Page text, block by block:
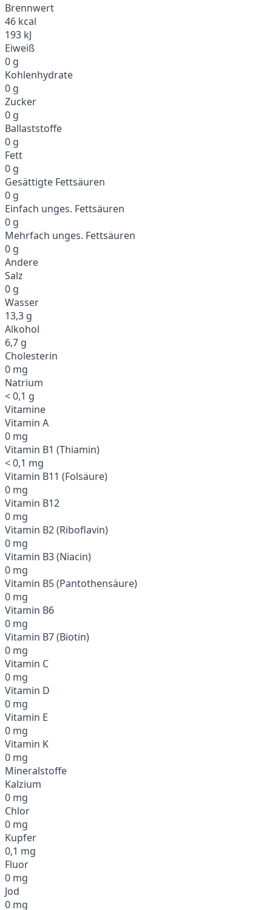
Brennwert
46 kcal
193 kJ
Eiweiß
0 g
Kohlenhydrate
0 g
Zucker
0 g
Ballaststoffe
0 g
Fett
0 g
Gesättigte Fettsäuren
0 g
Einfach unges. Fettsäuren
0 g
Mehrfach unges. Fettsäuren
0 g
Andere
Salz
0 g
Wasser
13,3 g
Alkohol
6,7 g
Cholesterin
0 mg
Natrium
< 0,1 g
Vitamine
Vitamin A
0 mg
Vitamin B1 (Thiamin)
< 0,1 mg
Vitamin B11 (Folsäure)
0 mg
Vitamin B12
0 mg
Vitamin B2 (Riboflavin)
0 mg
Vitamin B3 (Niacin)
0 mg
Vitamin B5 (Pantothensäure)
0 mg
Vitamin B6
0 mg
Vitamin B7 (Biotin)
0 mg
Vitamin C
0 mg
Vitamin D
0 mg
Vitamin E
0 mg
Vitamin K
0 mg
Mineralstoffe
Kalzium
0 mg
Chlor
0 mg
Kupfer
0,1 mg
Fluor
0 mg
Jod
0 mg